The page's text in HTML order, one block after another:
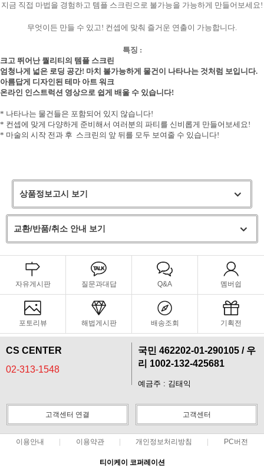
페이코 라이
지금 직접 마법을 경험하고 템플 스크린으로 불가능을 가능하게 만들어보세요!
무엇이든 만들 수 있고! 컨셉에 맞춰 즐거운 연출이 가능합니다.
특징 :
크고 뛰어난 퀄리티의 템플 스크린
엄청나게 넓은 로딩 공간! 마치 불가능하게 물건이 나타나는 것처럼 보입니다.
아름답게 디자인된 테마 아트 워크
온라인 인스트럭션 영상으로 쉽게 배울 수 있습니다!
* 나타나는 물건들은 포함되어 있지 않습니다!
* 컨셉에 맞게 다양하게 준비해서 여러분의 파티를 신비롭게 만들어보세요!
* 마술의 시작 전과 후 스크린의 앞 뒤를 모두 보여줄 수 있습니다!
상품정보고시 보기
교환/반품/취소 안내 보기
자유게시판 질문과대답 Q&A 멤버쉽
포토리뷰 해법게시판 배송조회 기획전
CS CENTER
02-313-1548
국민 462202-01-290105 / 우
리 1002-132-425681
예금주 : 김태익
고객센터 연결 고객센터
이용안내 이용약관 개인정보처리방침 PC버전
티이케이 코퍼레이션